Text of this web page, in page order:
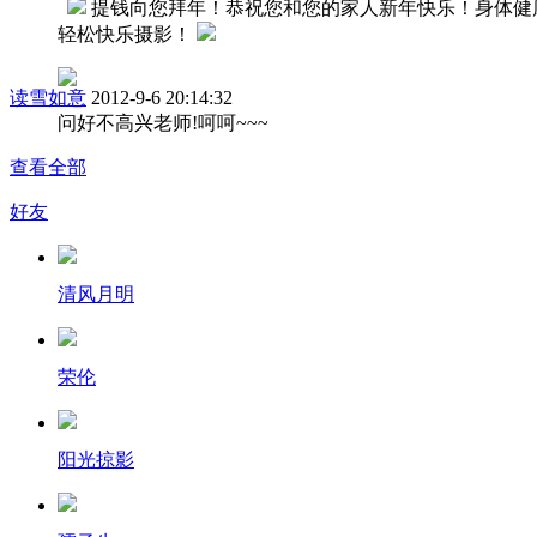
提钱向您拜年！恭祝您和您的家人新年快乐！身体健
轻松快乐摄影！
读雪如意 2012-9-6 20:14:32
问好不高兴老师!呵呵~~~
查看全部
好友
清风月明
荣伦
阳光掠影